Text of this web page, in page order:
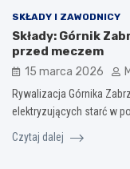
SKŁADY I ZAWODNICY
Składy: Górnik
przed meczem
15 marca 2026
Rywalizacja Górnika
elektryzujących starć w
Czytaj dalej